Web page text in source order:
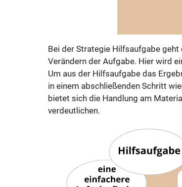
Bei der Strategie Hilfsaufgabe
Verändern der Aufgabe. Hier wird
Um aus der Hilfsaufgabe das
in einem abschließenden Schritt
bietet sich die Handlung am
verdeutlichen.